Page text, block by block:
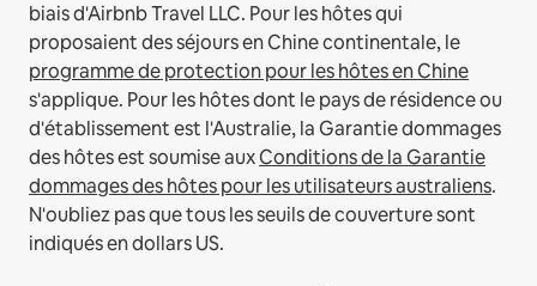
biais d'Airbnb Travel LLC. Pour les hôtes qui
proposaient des séjours en Chine continentale, le
programme de protection pour les hôtes en Chine
s'applique. Pour les hôtes dont le pays de résidence ou
d'établissement est l'Australie, la Garantie dommages
des hôtes est soumise auxConditions de la Garantie
dommages des hôtes pour les utilisateurs australiens.
N'oubliez pas que tous les seuils de couverture sont
indiqués en dollars US.